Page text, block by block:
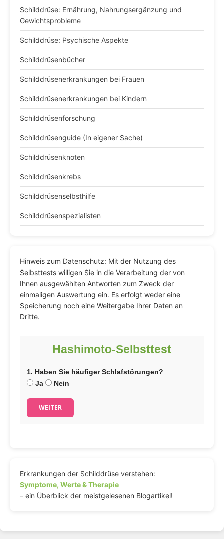
Schilddrüse: Ernährung, Nahrungsergänzung und
Gewichtsprobleme
Schilddrüse: Psychische Aspekte
Schilddrüsenbücher
Schilddrüsenerkrankungen bei Frauen
Schilddrüsenerkrankungen bei Kindern
Schilddrüsenforschung
Schilddrüsenguide (In eigener Sache)
Schilddrüsenknoten
Schilddrüsenkrebs
Schilddrüsenselbsthilfe
Schilddrüsenspezialisten
Hinweis zum Datenschutz: Mit der Nutzung des
Selbsttests willigen Sie in die Verarbeitung der von
Ihnen ausgewählten Antworten zum Zweck der
einmaligen Auswertung ein. Es erfolgt weder eine
Speicherung noch eine Weitergabe Ihrer Daten an
Dritte.
Hashimoto-Selbsttest
1. Haben Sie häufiger Schlafstörungen?
Ja
Nein
WEITER
Erkrankungen der Schilddrüse verstehen:
Symptome, Werte & Therapie
– ein Überblick der meistgelesenen Blogartikel!